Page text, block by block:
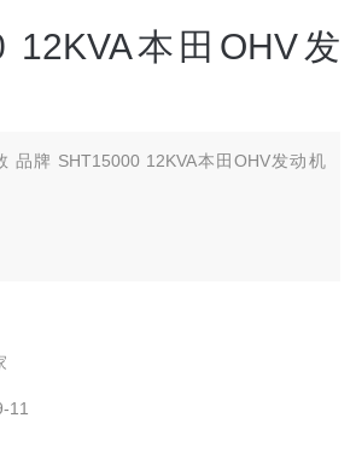
12KVA本田OHV发
品牌 SHT15000 12KVA本田OHV发动机
11